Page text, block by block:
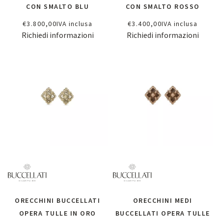
CON SMALTO BLU
€3.800,00IVA inclusa
Richiedi informazioni
CON SMALTO ROSSO
€3.400,00IVA inclusa
Richiedi informazioni
ORECCHINI BUCCELLATI
OPERA TULLE IN ORO
ORECCHINI MEDI
BUCCELLATI OPERA TULLE